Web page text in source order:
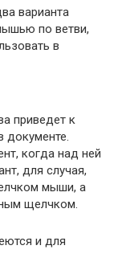
варианта
по ветви,
в
приведет к
документе.
когда над ней
для случая,
мыши, а
щелчком.
и для